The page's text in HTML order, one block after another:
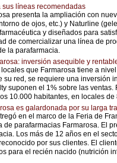
sus líneas recomendadas
presenta la ampliación con
de ojos, etc.) y Naturline
y diseñados para
de comercializar una línea de
la parafarmacia.
inversión asequible y
que Farmarosa tiene a
su red, se requiere una inversión
suponen el 1% sobre las
10.000 habitantes, en locales
es galardonada por su larga
en el marco de la Feria de
de parafarmacias Farmarosa. El
Los más de 12 años en el
por sus clientes. El
para el recién nacido (nutrición